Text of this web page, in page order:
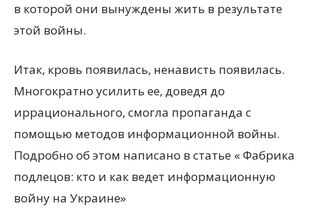
в которой они вынуждены жить в результате
этой войны.
Итак, кровь появилась, ненависть появилась.
Многократно усилить ее, доведя до
иррационального, смогла пропаганда с
помощью методов информационной войны.
Подробно об этом написано в статье « Фабрика
подлецов: кто и как ведет информационную
войну на Украине»